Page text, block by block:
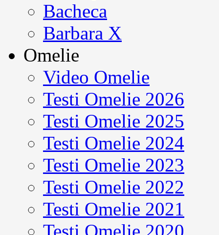
Bacheca
Barbara X
Omelie
Video Omelie
Testi Omelie 2026
Testi Omelie 2025
Testi Omelie 2024
Testi Omelie 2023
Testi Omelie 2022
Testi Omelie 2021